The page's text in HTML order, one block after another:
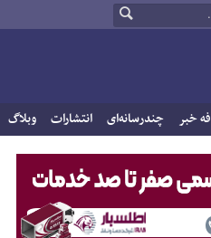
خبر چندرسانه‌ای انتشارات وبلاگ